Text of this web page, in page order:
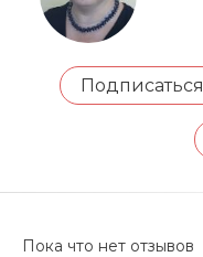
Подписаться
Пока что нет отзывов